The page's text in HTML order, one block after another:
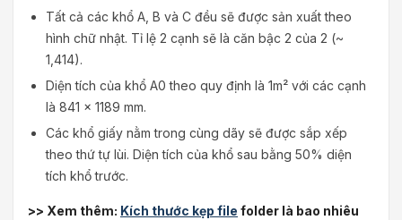
Tất cả các khổ A, B và C đều sẽ được sản xuất theo
hình chữ nhật. Tỉ lệ 2 cạnh sẽ là căn bậc 2 của 2 (~
1,414).
Diện tích của khổ A0 theo quy định là 1m² với các cạnh
là 841 x 1189 mm.
Các khổ giấy nằm trong cùng dãy sẽ được sắp xếp
theo thứ tự lùi. Diện tích của khổ sau bằng 50% diện
tích khổ trước.
>> Xem thêm: Kích thước kẹp file folder là bao nhiêu